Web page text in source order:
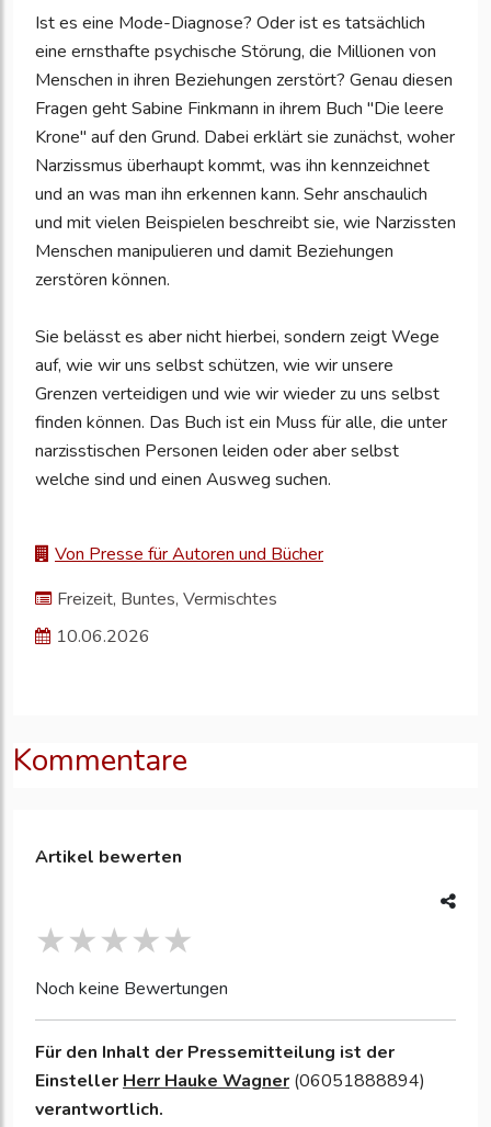
Ist es eine Mode-Diagnose? Oder ist es tatsächlich
eine ernsthafte psychische Störung, die Millionen von
Menschen in ihren Beziehungen zerstört? Genau diesen
Fragen geht Sabine Finkmann in ihrem Buch "Die leere
Krone" auf den Grund. Dabei erklärt sie zunächst, woher
Narzissmus überhaupt kommt, was ihn kennzeichnet
und an was man ihn erkennen kann. Sehr anschaulich
und mit vielen Beispielen beschreibt sie, wie Narzissten
Menschen manipulieren und damit Beziehungen
zerstören können.
Sie belässt es aber nicht hierbei, sondern zeigt Wege
auf, wie wir uns selbst schützen, wie wir unsere
Grenzen verteidigen und wie wir wieder zu uns selbst
finden können. Das Buch ist ein Muss für alle, die unter
narzisstischen Personen leiden oder aber selbst
welche sind und einen Ausweg suchen.
Von Presse für Autoren und Bücher
Freizeit, Buntes, Vermischtes
10.06.2026
Kommentare
Artikel bewerten
Noch keine Bewertungen
Für den Inhalt der Pressemitteilung ist der
Einsteller Herr Hauke Wagner (06051888894)
verantwortlich.